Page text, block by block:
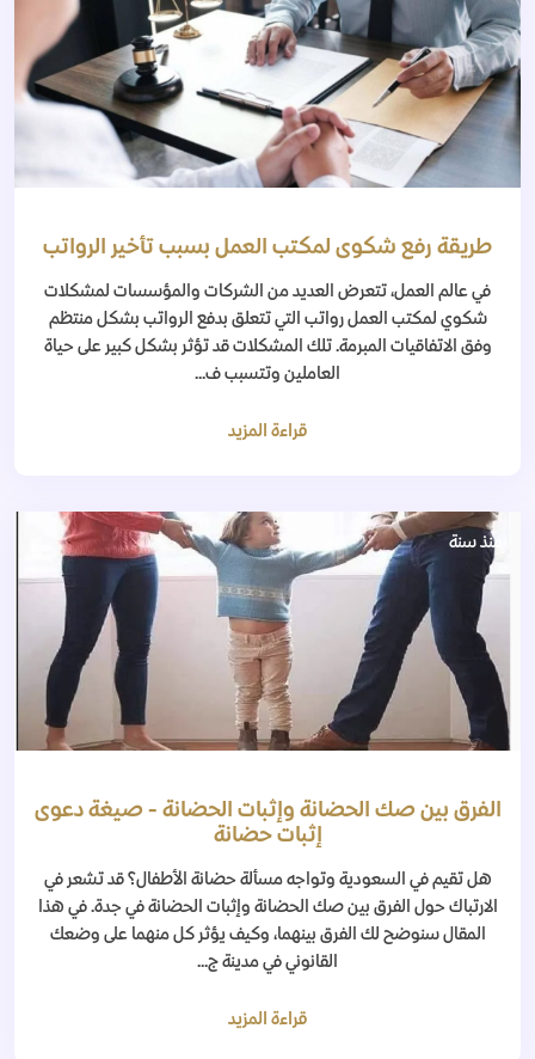
طريقة رفع شكوى لمكتب العمل بسبب تأخير الرواتب
في عالم العمل، تتعرض العديد من الشركات والمؤسسات لمشكلات
شكوي لمكتب العمل رواتب التي تتعلق بدفع الرواتب بشكل منتظم
وفق الاتفاقيات المبرمة. تلك المشكلات قد تؤثر بشكل كبير على حياة
العاملين وتتسبب ف...
قراءة المزيد
منذ سنة
الفرق بين صك الحضانة وإثبات الحضانة - صيغة دعوى
إثبات حضانة
هل تقيم في السعودية وتواجه مسألة حضانة الأطفال؟ قد تشعر في
الارتباك حول الفرق بين صك الحضانة وإثبات الحضانة في جدة. في هذا
المقال سنوضح لك الفرق بينهما، وكيف يؤثر كل منهما على وضعك
القانوني في مدينة ج...
قراءة المزيد